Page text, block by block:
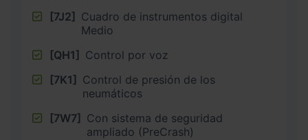
[7J2] Cuadro de instrumentos digital
Medio
[QH1] Control por voz
[7K1] Control de presión de los
neumáticos
[7W7] Con sistema de seguridad
ampliado (PreCrash)